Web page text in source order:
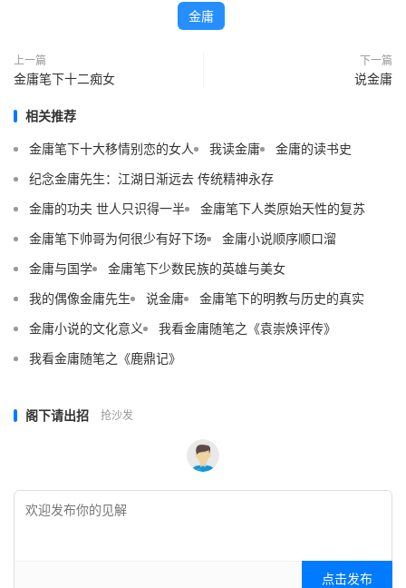
金庸
上一篇
金庸笔下十二痴女
下一篇
说金庸
相关推荐
金庸笔下十大移情别恋的女人 我读金庸
金庸的读书史
纪念金庸先生：江湖日渐远去 传统精神永存
金庸的功夫 世人只识得一半
金庸笔下人类原始天性的复苏
金庸笔下帅哥为何很少有好下场
金庸小说顺序顺口溜
金庸与国学
金庸笔下少数民族的英雄与美女
我的偶像金庸先生
说金庸
金庸笔下的明教与历史的真实
金庸小说的文化意义
我看金庸随笔之《袁崇焕评传》
我看金庸随笔之《鹿鼎记》
阁下请出招 抢沙发
点击发布